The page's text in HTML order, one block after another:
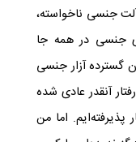
جنسی ناخواسته،
جنسی در همه جا
گسترده آزار جنسی
آنقدر عادی شده
اما من